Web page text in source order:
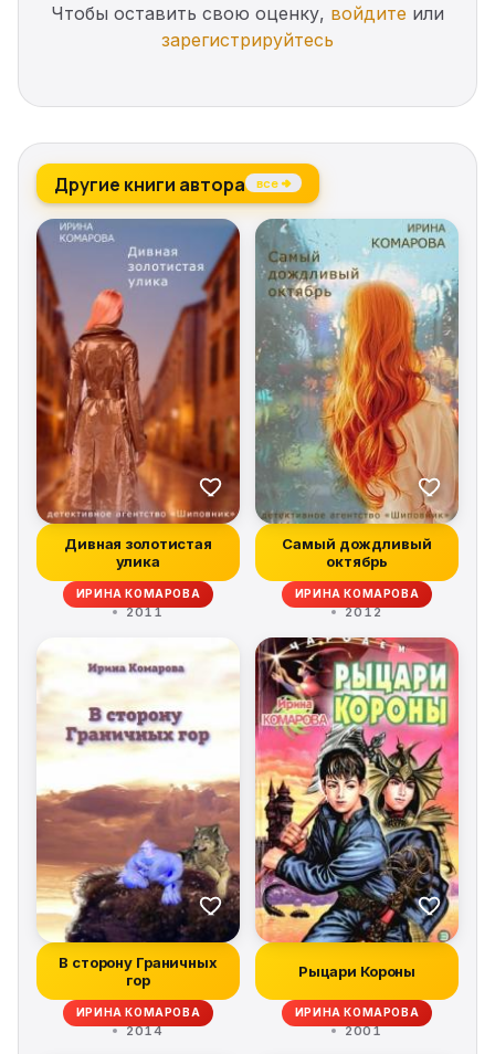
Чтобы оставить свою оценку, войдите или
зарегистрируйтесь
Другие книги автора все →
Дивная золотистая
улика
ИРИНА КОМАРОВА
2011
Самый дождливый
октябрь
ИРИНА КОМАРОВА
2012
В сторону Граничных
гор
ИРИНА КОМАРОВА
2014
Рыцари Короны
ИРИНА КОМАРОВА
2001